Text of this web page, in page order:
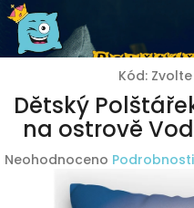
Přejít
na
obsah
Kód:
Dětský
na ostrově
Průměrné
Neohodnoceno